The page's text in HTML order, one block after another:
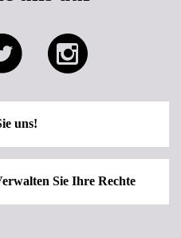
uns!
Sie Ihre Rechte